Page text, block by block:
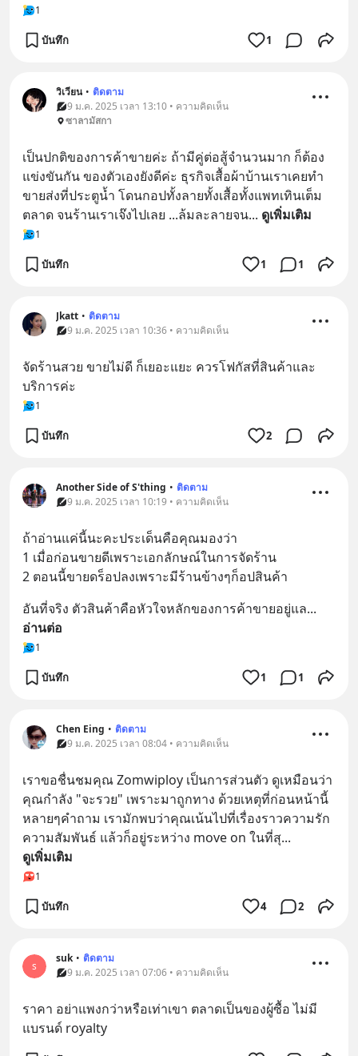
1
บันทึก 1
วิเวียน • ติดตาม
9 ม.ค. 2025 เวลา 13:10 • ความคิดเห็น
ซาลามัสกา
เป็นปกติของการค้าขายค่ะ ถ้ามีคู่ต่อสู้จำนวนมาก ก็ต้อง
แข่งขันกัน ของตัวเองยังดีค่ะ ธุรกิจเสื้อผ้าบ้านเราเคยทำ
ขายส่งที่ประตูน้ำ โดนกอปทั้งลายทั้งเสื้อทั้งแพทเทินเต็ม
ตลาด จนร้านเราเจ๊งไปเลย ...ล้มละลายจน... ดูเพิ่มเติม
1
บันทึก 1 1
Jkatt • ติดตาม
9 ม.ค. 2025 เวลา 10:36 • ความคิดเห็น
จัดร้านสวย ขายไม่ดี ก็เยอะแยะ ควรโฟกัสที่สินค้าและ
บริการค่ะ
1
บันทึก 2
Another Side of S'thing • ติดตาม
9 ม.ค. 2025 เวลา 10:19 • ความคิดเห็น
ถ้าอ่านแค่นี้นะคะประเด็นคือคุณมองว่า
1 เมื่อก่อนขายดีเพราะเอกลักษณ์ในการจัดร้าน
2 ตอนนี้ขายดร็อปลงเพราะมีร้านข้างๆก็อปสินค้า
อันที่จริง ตัวสินค้าคือหัวใจหลักของการค้าขายอยู่แล
อ่านต่อ
1
บันทึก 1 1
Chen Eing • ติดตาม
9 ม.ค. 2025 เวลา 08:04 • ความคิดเห็น
เราขอชื่นชมคุณ Zomwiploy เป็นการส่วนตัว ดูเหมือนว่า
คุณกำลัง "จะรวย" เพราะมาถูกทาง ด้วยเหตุที่ก่อนหน้านี้
หลายๆคำถาม เรามักพบว่าคุณเน้นไปที่เรื่องราวความรัก
ความสัมพันธ์ แล้วก็อยู่ระหว่าง move on ในที่สุ...
ดูเพิ่มเติม
1
บันทึก 4 2
s
suk • ติดตาม
9 ม.ค. 2025 เวลา 07:06 • ความคิดเห็น
ราคา อย่าแพงกว่าหรือเท่าเขา ตลาดเป็นของผู้ซื้อ ไม่มี
แบรนด์ royalty